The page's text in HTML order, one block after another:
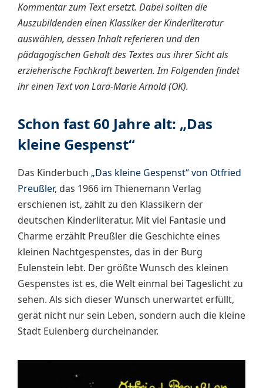
Kommentar zum Text ersetzt. Dabei sollten die
Auszubildenden einen Klassiker der Kinderliteratur
auswählen, dessen Inhalt referieren und den
pädagogischen Gehalt des Textes aus ihrer Sicht als
erzieherische Fachkraft bewerten. Im Folgenden findet
ihr einen Text von Lara-Marie Arnold (OK).
Schon fast 60 Jahre alt: „Das
kleine Gespenst“
Das Kinderbuch „Das kleine Gespenst“ von Otfried
Preußler, das 1966 im Thienemann Verlag
erschienen ist, zählt zu den Klassikern der
deutschen Kinderliteratur. Mit viel Fantasie und
Charme erzählt Preußler die Geschichte eines
kleinen Nachtgespenstes, das in der Burg
Eulenstein lebt. Der größte Wunsch des kleinen
Gespenstes ist es, die Welt einmal bei Tageslicht zu
sehen. Als sich dieser Wunsch unerwartet erfüllt,
gerät nicht nur sein Leben, sondern auch die kleine
Stadt Eulenberg durcheinander.